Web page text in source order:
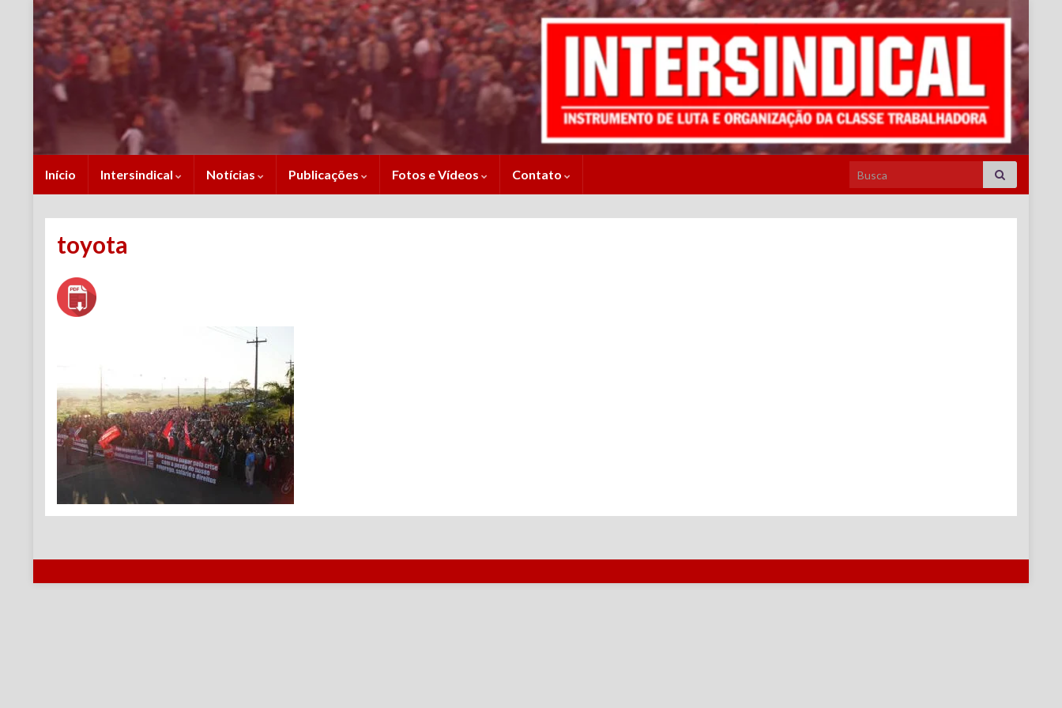
Início Intersindical Notícias Publicações Fotos e Vídeos Contato Search for:
toyota